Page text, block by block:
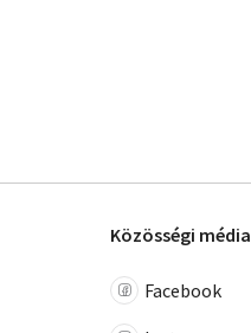
Közösségi média
Facebook